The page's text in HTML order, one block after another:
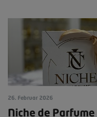
26. Februar 2026
Niche de Parfume